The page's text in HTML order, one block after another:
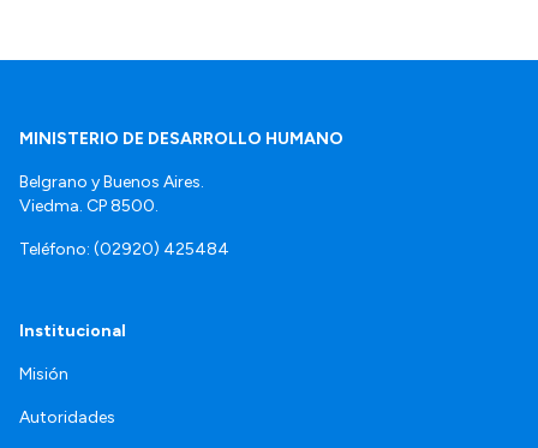
MINISTERIO DE DESARROLLO HUMANO
Belgrano y Buenos Aires.
Viedma. CP 8500.
Teléfono: (02920) 425484
Institucional
Misión
Autoridades